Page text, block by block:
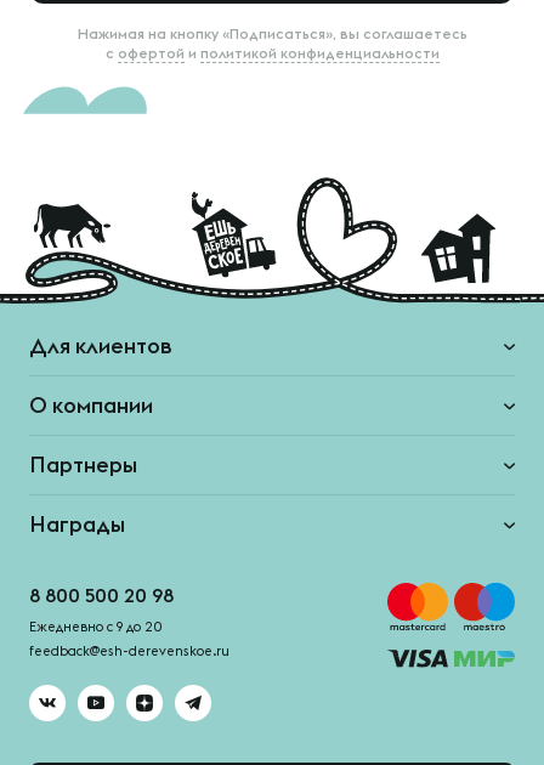
Нажимая на кнопку «Подписаться», вы соглашаетесь
с офертой и политикой конфиденциальности
Для клиентов
О компании
Партнеры
Награды
8 800 500 20 98
Ежедневно с 9 до 20
feedback@esh-derevenskoe.ru